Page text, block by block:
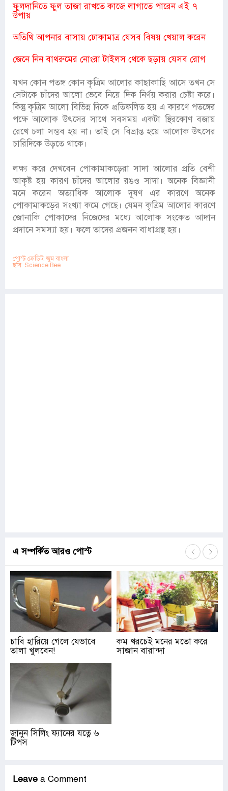
ফুলদানিতে ফুল তাজা রাখতে কাজে লাগাতে পারেন এই ৭
উপায়
অতিথি আপনার বাসায় ঢোকামাত্র যেসব বিষয় খেয়াল করেন
জেনে নিন বাথরুমের নোংরা টাইলস থেকে ছড়ায় যেসব রোগ
যখন কোন পতঙ্গ কোন কৃত্রিম আলোর কাছাকাছি আসে তখন সে
সেটাকে চাঁদের আলো ভেবে নিয়ে দিক নির্ণয় করার চেষ্টা করে।
কিন্তু কৃত্রিম আলো বিভিন্ন দিকে প্রতিফলিত হয় এ কারণে পতঙ্গের
পক্ষে আলোক উৎসের সাথে সবসময় একটা স্থিরকোণ বজায়
রেখে চলা সম্ভব হয় না। তাই সে বিভ্রান্ত হয়ে আলোক উৎসের
চারিদিকে উড়তে থাকে।
লক্ষ্য করে দেখবেন পোকামাকড়েরা সাদা আলোর প্রতি বেশী
আকৃষ্ট হয় কারণ চাঁদের আলোর রঙও সাদা। অনেক বিজ্ঞানী
মনে করেন অত্যাধিক আলোক দূষণ এর কারণে অনেক
পোকামাকড়ের সংখ্যা কমে গেছে। যেমন কৃত্রিম আলোর কারণে
জোনাকি পোকাদের নিজেদের মধ্যে আলোক সংকেত আদান
প্রদানে সমস্যা হয়। ফলে তাদের প্রজনন বাধাগ্রস্থ হয়।
পোস্ট ক্রেডিট: জুম বাংলা
ছবি: Science Bee
এ সম্পর্কিত আরও পোস্ট
চাবি হারিয়ে গেলে যেভাবে
তালা খুলবেন!
কম খরচেই মনের মতো করে
সাজান বারান্দা
জানুন সিলিং ফ্যানের যত্নে ৬
টিপস
Leave a Comment